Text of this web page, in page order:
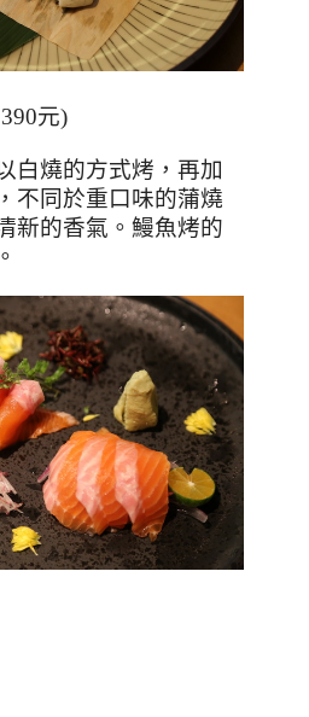
390元)
白燒的方式烤，再加
不同於重口味的蒲燒
新的香氣。鰻魚烤的